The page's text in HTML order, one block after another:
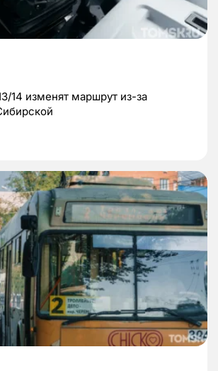
14 изменят маршрут из-за